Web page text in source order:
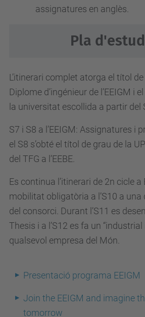
assignatures en anglès.
Pla
L’itinerari complet atorga el títol de
Diplome d’ingénieur de l’EEIGM i
la universitat escollida a partir del
S7 i S8 a l’EEIGM: Assignatures i
el S8 s’obté el títol de grau de la
del TFG a l’EEBE.
Es continua l’itinerari de 2n cicle a
mobilitat obligatòria a l’S10 a
del consorci. Durant l’S11 es
Thesis i a l’S12 es fa un
qualsevol empresa del Món.
Presentació programa EEIGM
Join the EEIGM and imagine
tomorrow